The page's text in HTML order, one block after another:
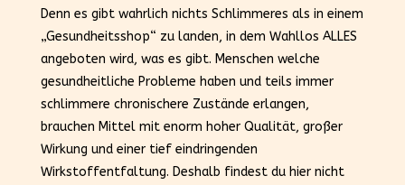
Denn es gibt wahrlich nichts Schlimmeres als in einem
„Gesundheitsshop“ zu landen, in dem Wahllos ALLES
angeboten wird, was es gibt. Menschen welche
gesundheitliche Probleme haben und teils immer
schlimmere chronischere Zustände erlangen,
brauchen Mittel mit enorm hoher Qualität, großer
Wirkung und einer tief eindringenden
Wirkstoffentfaltung. Deshalb findest du hier nicht